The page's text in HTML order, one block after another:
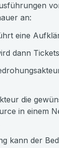
an:
eine
dann
die
in einem
kann der